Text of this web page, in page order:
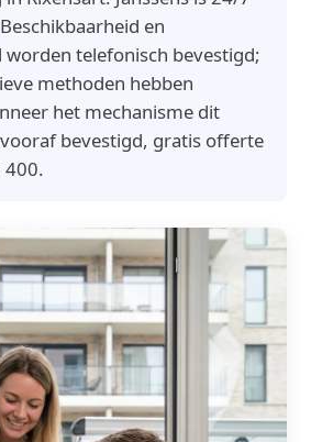
en
telefonisch bevestigd;
methoden hebben
het mechanisme dit
bevestigd, gratis offerte
400.